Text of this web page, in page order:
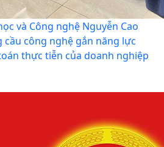
và Công nghệ Nguyễn Cao
cầu công nghệ gắn năng lực
thực tiễn của doanh nghiệp